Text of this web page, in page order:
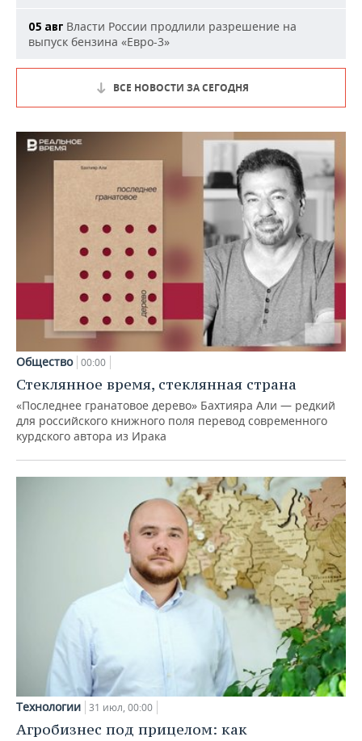
05 авг Власти России продлили разрешение на
выпуск бензина «Евро-3»
ВСЕ НОВОСТИ ЗА СЕГОДНЯ
Общество 00:00
Стеклянное время, стеклянная страна
«Последнее гранатовое дерево» Бахтияра Али — редкий
для российского книжного поля перевод современного
курдского автора из Ирака
Технологии 31 июл, 00:00
Агробизнес под прицелом: как